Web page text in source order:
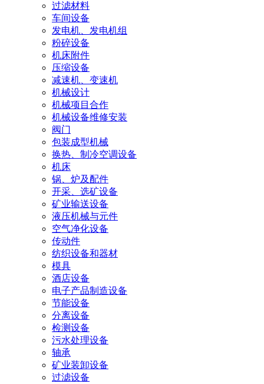
过滤材料
车间设备
发电机、发电机组
粉碎设备
机床附件
压缩设备
减速机、变速机
机械设计
机械项目合作
机械设备维修安装
阀门
包装成型机械
换热、制冷空调设备
机床
锅、炉及配件
开采、选矿设备
矿业输送设备
液压机械与元件
空气净化设备
传动件
纺织设备和器材
模具
酒店设备
电子产品制造设备
节能设备
分离设备
检测设备
污水处理设备
轴承
矿业装卸设备
过滤设备